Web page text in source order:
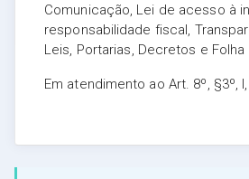
Comunicação, Lei de acesso à
responsabilidade fiscal,
Leis, Portarias, Decretos e
Em atendimento ao Art. 8º, §3º,